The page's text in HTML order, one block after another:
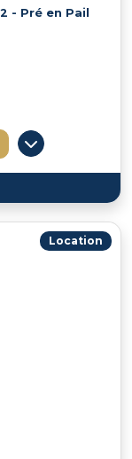
- Pré en Pail
Location